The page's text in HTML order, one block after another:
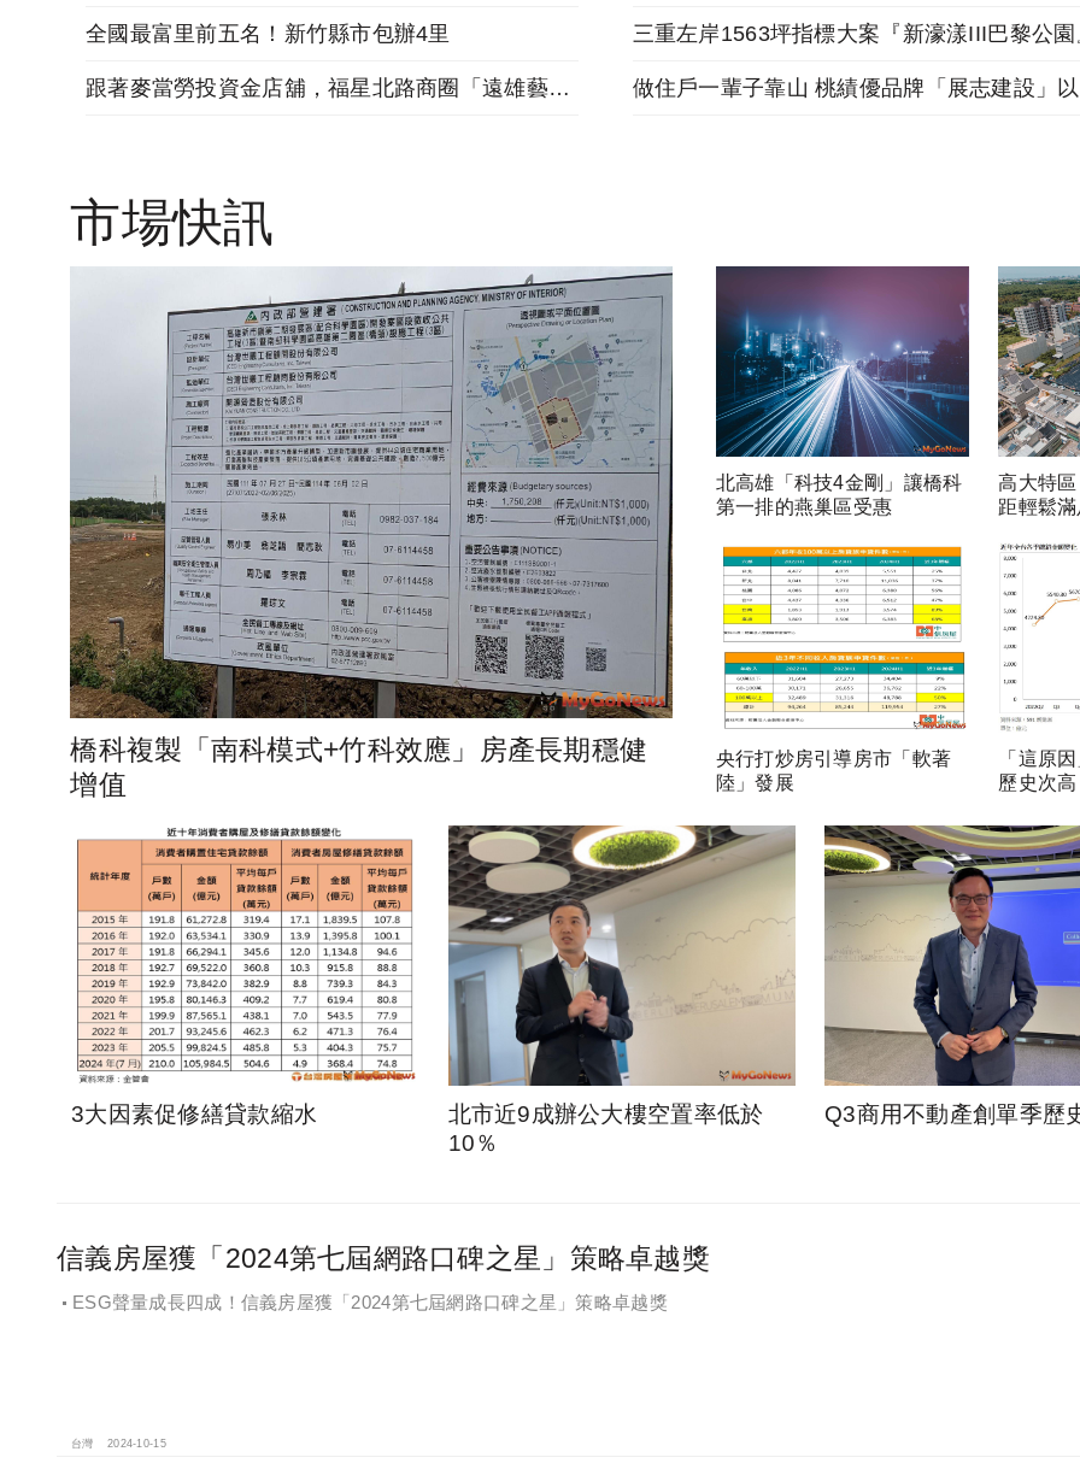
全國最富里前五名！新竹縣市包辦4里
跟著麥當勞投資金店舖，福星北路商圈「遠雄藝舍」金店炙手可熱
市場快訊
橋科複製「南科模式+竹科效應」房產長期穩健
增值
北高雄「科技4金剛」讓橋科
第一排的燕巢區受惠
高大特
距輕鬆
央行打炒房引導房市「軟著
陸」發展
「這原
歷史次高
3大因素促修繕貸款縮水
北市近9成辦公大樓空置率低於
10％
Q3商用不動產創單季歷
信義房屋獲「2024第七屆網路口碑之星」策略卓越獎
ESG聲量成長四成！信義房屋獲「2024第七屆網路口碑之星」策略卓越獎
台灣 2024-10-15